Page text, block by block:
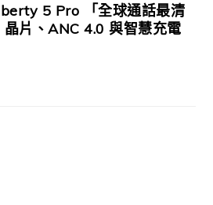
5 Pro 「全球通話最清
片、ANC 4.0 與智慧充電